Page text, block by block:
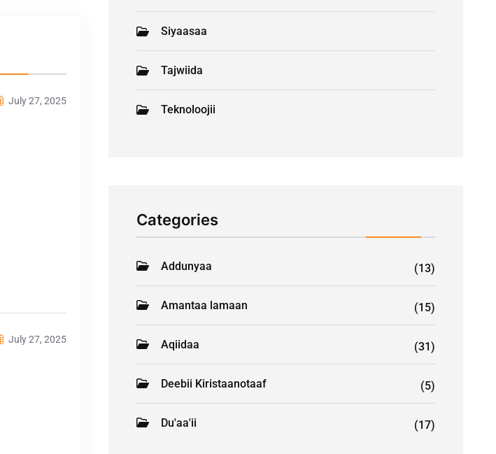
July 27, 2025
July 27, 2025
Siyaasaa
Tajwiida
Teknoloojii
Categories
Addunyaa (13)
Amantaa lamaan (15)
Aqiidaa (31)
Deebii Kiristaanotaaf (5)
Du'aa'ii (17)